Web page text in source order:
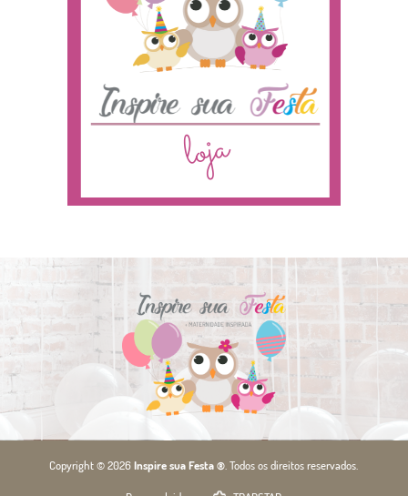
Copyright © 2026Inspire sua Festa ® . Todos os direitos reservados.